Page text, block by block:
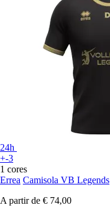
24h
+-3
1 cores
Errea Camisola VB Legends
A partir de € 74,00